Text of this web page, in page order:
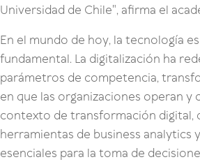
Universidad de Chile", afirma el
En el mundo de hoy, la tecnología
fundamental. La digitalización ha
parámetros de competencia,
en que las organizaciones operan y
contexto de transformación digital,
herramientas de business analytics
esenciales para la toma de